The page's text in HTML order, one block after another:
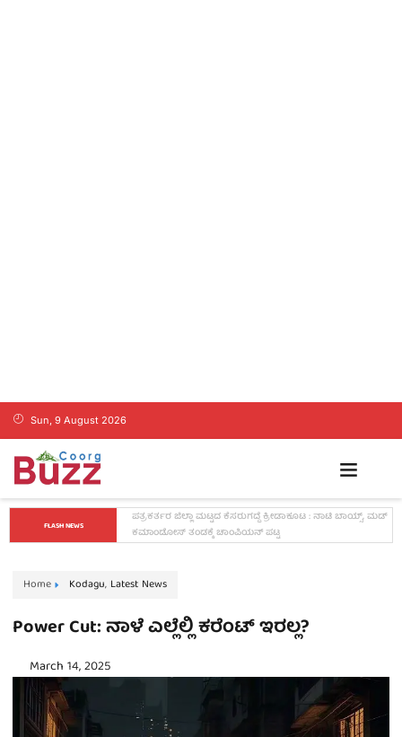
Sun, 9 August 2026
FLASH NEWS
ಕೊಡಗಿನ ಯುವ ನಾಯಕ ಪೊನ್ನಣ್ಣಗೆ ಸಚಿವ ಸ್ಥಾನ..? ನಿಯೋಗದ
ಎದುರು ಸಿಎಂ ಡಿ.ಕೆ. ಶಿವಕುಮಾರ್ ಮಹತ್ವದ ಸುಳಿವು..!
Home Kodagu, Latest News
Power Cut: ನಾಳೆ ಎಲ್ಲೆಲ್ಲಿ ಕರೆಂಟ್ ಇರಲ್ಲ?
March 14, 2025